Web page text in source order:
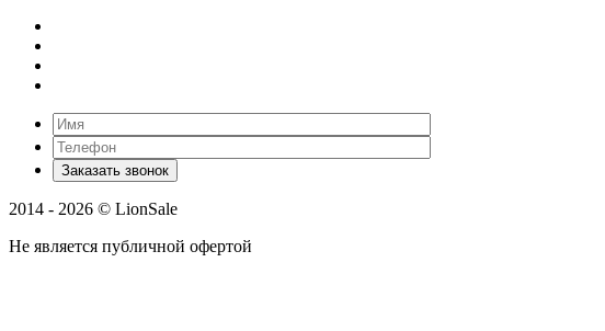
2014 - 2026 © LionSale
Не является публичной офертой